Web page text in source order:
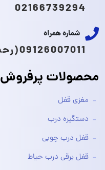
02166739294
شماره همراه
09126007011(رحمت زاده)
محصولات پرفروش
مغزی قفل
دستگیره درب
قفل درب چوبی
قفل برقی درب حیاط